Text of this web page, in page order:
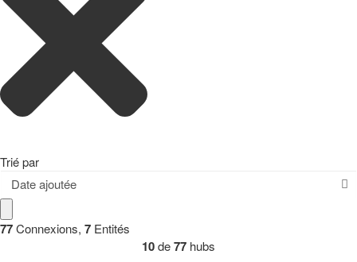
Trié par
Date ajoutée
77Connexions, 7 Entités
10de77 hubs